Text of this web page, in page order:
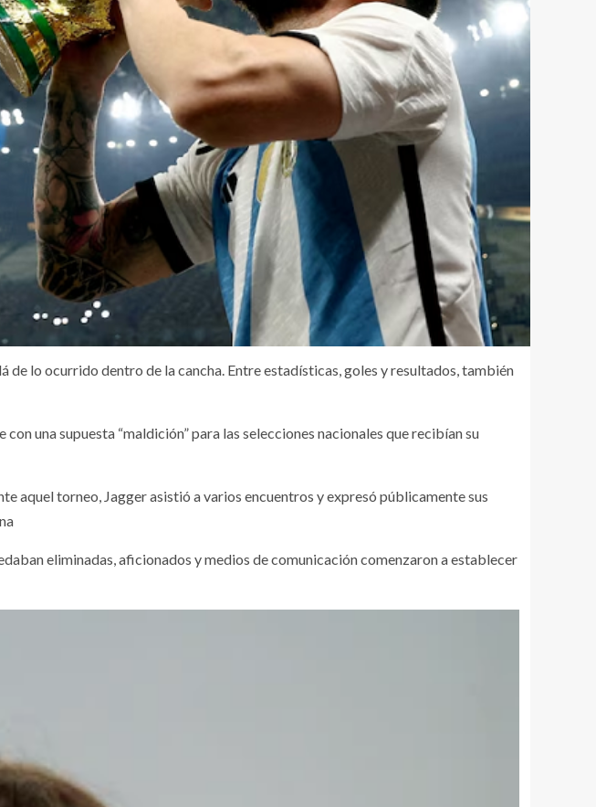
lo ocurrido dentro de la cancha. Entre estadísticas, goles y resultados, también
con una supuesta “maldición” para las selecciones nacionales que recibían su
aquel torneo, Jagger asistió a varios encuentros y expresó públicamente sus
eliminadas, aficionados y medios de comunicación comenzaron a establecer